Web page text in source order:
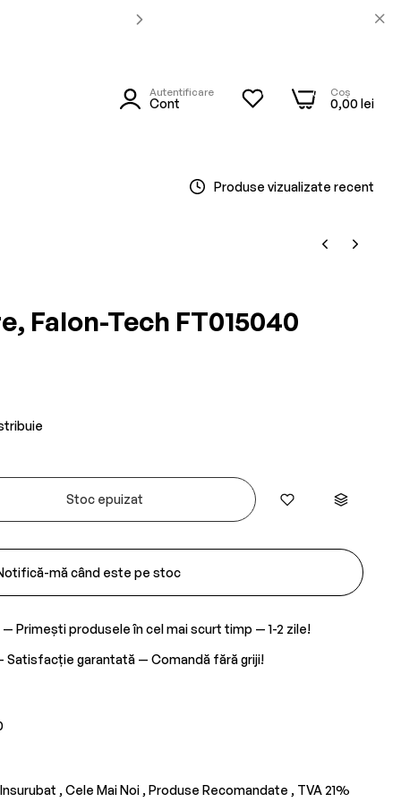
Autentificare
Cont
0 Coș
0,00 lei
0
Produse vizualizate recent
Falon-Tech FT015040
Stoc epuizat
mă când este pe stoc
— Primești produsele în cel mai scurt timp — 1-2 zile!
Satisfacție garantată — Comandă fără griji!
, Cele Mai Noi , Produse Recomandate , TVA 21%